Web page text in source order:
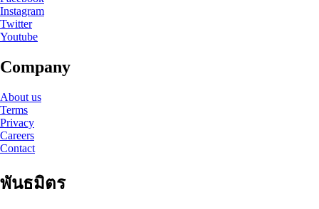
Instagram
Twitter
Youtube
Company
About us
Terms
Privacy
Careers
Contact
พันธมิตร